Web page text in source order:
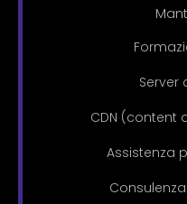
Server
CDN (content
Assistenza